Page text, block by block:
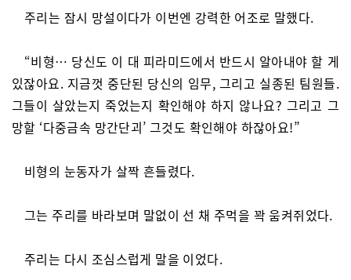
주리는 잠시 망설이다가 이번엔 강력한 어조로 말했다.
“비형… 당신도 이 대 피라미드에서 반드시 알아내야 할 게
있잖아요. 지금껏 중단된 당신의 임무, 그리고 실종된 팀원들.
그들이 살았는지 죽었는지 확인해야 하지 않나요? 그리고 그
망할 ‘다중금속 망간단괴’ 그것도 확인해야 하잖아요!”
비형의 눈동자가 살짝 흔들렸다.
그는 주리를 바라보며 말없이 선 채 주먹을 꽉 움켜쥐었다.
주리는 다시 조심스럽게 말을 이었다.